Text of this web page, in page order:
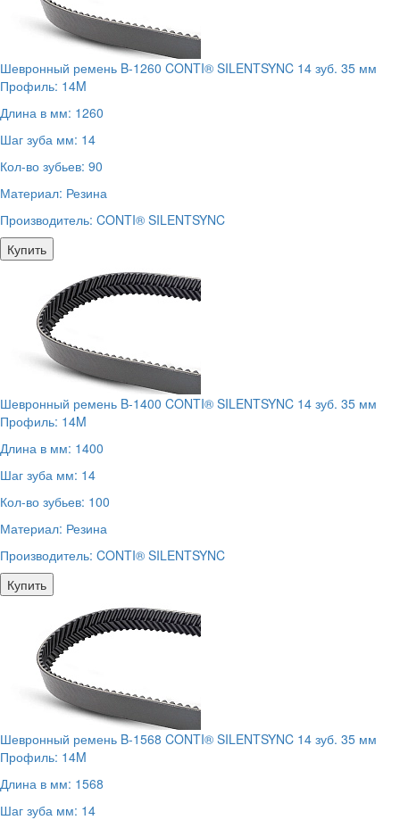
Шевронный ремень B-1260 CONTI® SILENTSYNC 14 зуб. 35 мм
Профиль: 14M
Длина в мм: 1260
Шаг зуба мм: 14
Кол-во зубьев: 90
Материал: Резина
Производитель: CONTI® SILENTSYNC
Купить
Шевронный ремень B-1400 CONTI® SILENTSYNC 14 зуб. 35 мм
Профиль: 14M
Длина в мм: 1400
Шаг зуба мм: 14
Кол-во зубьев: 100
Материал: Резина
Производитель: CONTI® SILENTSYNC
Купить
Шевронный ремень B-1568 CONTI® SILENTSYNC 14 зуб. 35 мм
Профиль: 14M
Длина в мм: 1568
Шаг зуба мм: 14